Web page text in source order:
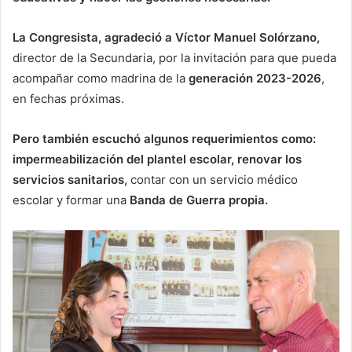
La Congresista, agradeció a Víctor Manuel Solórzano,
director de la Secundaria, por la invitación para que pueda
acompañar como madrina de la generación 2023-2026,
en fechas próximas.
Pero también escuchó algunos requerimientos como:
impermeabilización del plantel escolar, renovar los
servicios sanitarios, contar con un servicio médico
escolar y formar una Banda de Guerra propia.